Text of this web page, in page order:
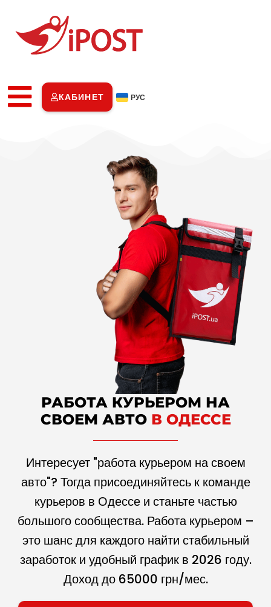
КАБИНЕТ РУС
РАБОТА КУРЬЕРОМ НА
СВОЕМ АВТО В ОДЕССЕ
Интересует "работа курьером на своем
авто"? Тогда присоединяйтесь к команде
курьеров в Одессе и станьте частью
большого сообщества. Работа курьером –
это шанс для каждого найти стабильный
заработок и удобный график в 2026 году.
Доход до 65000 грн/мес.